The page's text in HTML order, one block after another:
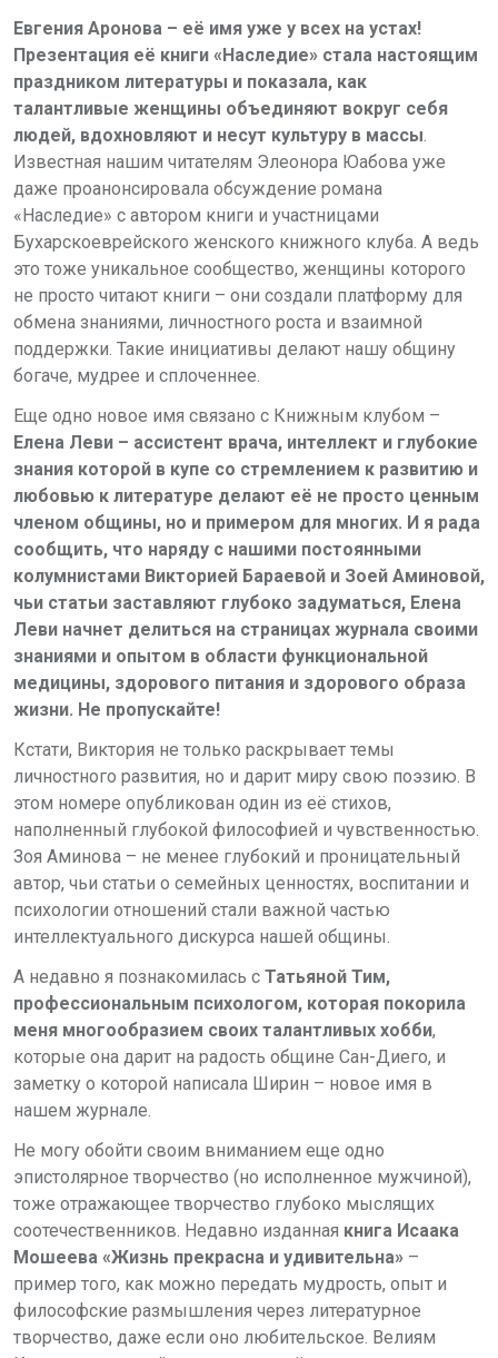
Евгения Аронова – её имя уже у всех на устах!
Презентация её книги «Наследие» стала настоящим
праздником литературы и показала, как
талантливые женщины объединяют вокруг себя
людей, вдохновляют и несут культуру в массы.
Известная нашим читателям Элеонора Юабова уже
даже проанонсировала обсуждение романа
«Наследие» с автором книги и участницами
Бухарскоеврейского женского книжного клуба. А ведь
это тоже уникальное сообщество, женщины которого
не просто читают книги – они создали платформу для
обмена знаниями, личностного роста и взаимной
поддержки. Такие инициативы делают нашу общину
богаче, мудрее и сплоченнее.
Еще одно новое имя связано с Книжным клубом –
Елена Леви – ассистент врача, интеллект и глубокие
знания которой в купе со стремлением к развитию и
любовью к литературе делают её не просто ценным
членом общины, но и примером для многих. И я рада
сообщить, что наряду с нашими постоянными
колумнистами Викторией Бараевой и Зоей Аминовой,
чьи статьи заставляют глубоко задуматься, Елена
Леви начнет делиться на страницах журнала своими
знаниями и опытом в области функциональной
медицины, здорового питания и здорового образа
жизни. Не пропускайте!
Кстати, Виктория не только раскрывает темы
личностного развития, но и дарит миру свою поэзию. В
этом номере опубликован один из её стихов,
наполненный глубокой философией и чувственностью.
Зоя Аминова – не менее глубокий и проницательный
автор, чьи статьи о семейных ценностях, воспитании и
психологии отношений стали важной частью
интеллектуального дискурса нашей общины.
А недавно я познакомилась с Татьяной Тим,
профессиональным психологом, которая покорила
меня многообразием своих талантливых хобби,
которые она дарит на радость общине Сан-Диего, и
заметку о которой написала Ширин – новое имя в
нашем журнале.
Не могу обойти своим вниманием еще одно
эпистолярное творчество (но исполненное мужчиной),
тоже отражающее творчество глубоко мыслящих
соотечественников. Недавно изданная книга Исаака
Мошеева «Жизнь прекрасна и удивительна» –
пример того, как можно передать мудрость, опыт и
философские размышления через литературное
творчество, даже если оно любительское. Велиям